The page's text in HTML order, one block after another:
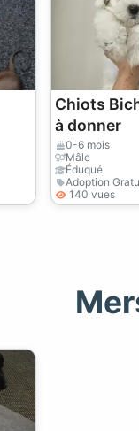
Chiots
à donner
0-6 mois
Mâle
Éduqué
Adoption
140 vues